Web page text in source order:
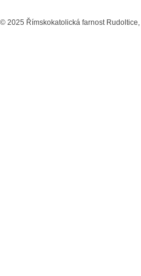
© 2025 Římskokatolická farnost Rudoltice,